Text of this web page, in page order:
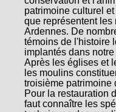
patrimoine culturel
que représentent les
Ardennes. De
témoins de l'histoire
implantés dans
Après les églises et
les moulins
troisième patrimoine
Pour la restauration
faut connaître les